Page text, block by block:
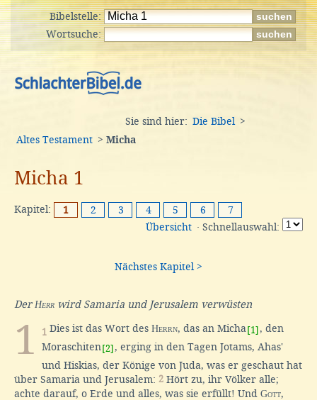
Bibelstelle:
Wortsuche:
Sie sind hier: Die Bibel
>
Altes Testament > Micha
Micha 1
Kapitel: 1 2 3 4 5 6
7
Übersicht · Schnellauswahl:
Nächstes Kapitel >
DerHerr wird Samaria und Jerusalem verwüsten
1 1 Dies ist das Wort des Herrn, das an Micha [1], den
Moraschiten [2], erging in den Tagen Jotams, Ahas'
und Hiskias, der Könige von Juda, was er geschaut hat
über Samaria und Jerusalem: 2 Hört zu, ihr Völker alle;
achte darauf, o Erde und alles, was sie erfüllt! Und Gott,